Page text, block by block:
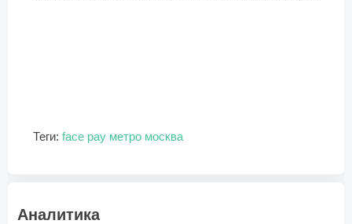
Теги: face pay метро москва
Аналитика